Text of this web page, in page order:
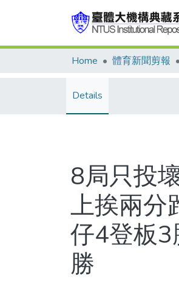
Home 體育新聞剪報
Details
8局只投
上挨兩分
仔4登板3
勝